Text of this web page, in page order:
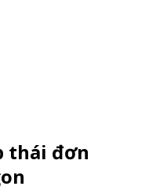
thái đơn